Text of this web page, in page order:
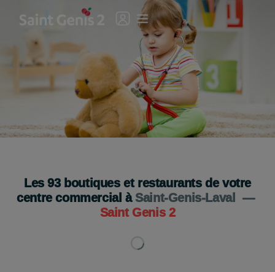
Les93boutiques et restaurants de votre
centre commercial à Saint-Genis-Laval
—
Saint Genis 2